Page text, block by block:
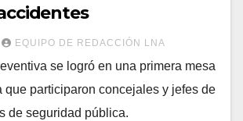
EQUIPO DE REDACCIÓN LNA
se logró en una primera mesa
que participaron concejales y jefes de
de seguridad pública.